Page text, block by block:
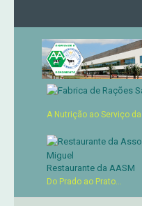
A Nutrição ao Serviço
Restaurante da AASM
Do Prado ao Prato...